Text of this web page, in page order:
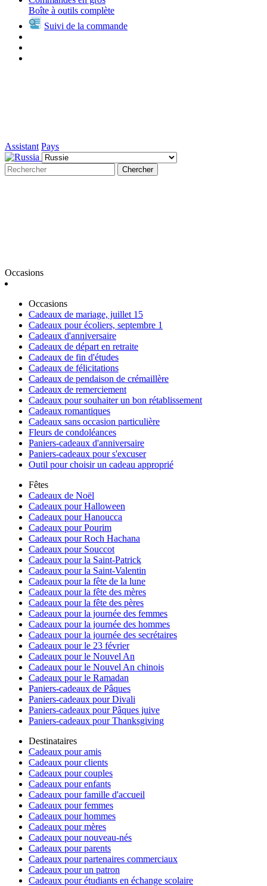
Boîte à outils complète
Suivi de la commande
Assistant Pays
Chercher
Occasions
Occasions
Cadeaux de mariage, juillet 15
Cadeaux pour écoliers, septembre 1
Cadeaux d'anniversaire
Cadeaux de départ en retraite
Cadeaux de fin d'études
Cadeaux de félicitations
Cadeaux de pendaison de crémaillère
Cadeaux de remerciement
Cadeaux pour souhaiter un bon rétablissement
Cadeaux romantiques
Cadeaux sans occasion particulière
Fleurs de condoléances
Paniers-cadeaux d'anniversaire
Paniers-cadeaux pour s'excuser
Outil pour choisir un cadeau approprié
Fêtes
Cadeaux de Noël
Cadeaux pour Halloween
Cadeaux pour Hanoucca
Cadeaux pour Pourim
Cadeaux pour Roch Hachana
Cadeaux pour Souccot
Cadeaux pour la Saint-Patrick
Cadeaux pour la Saint-Valentin
Cadeaux pour la fête de la lune
Cadeaux pour la fête des mères
Cadeaux pour la fête des pères
Cadeaux pour la journée des femmes
Cadeaux pour la journée des hommes
Cadeaux pour la journée des secrétaires
Cadeaux pour le 23 février
Cadeaux pour le Nouvel An
Cadeaux pour le Nouvel An chinois
Cadeaux pour le Ramadan
Paniers-cadeaux de Pâques
Paniers-cadeaux pour Divali
Paniers-cadeaux pour Pâques juive
Paniers-cadeaux pour Thanksgiving
Destinataires
Cadeaux pour amis
Cadeaux pour clients
Cadeaux pour couples
Cadeaux pour enfants
Cadeaux pour famille d'accueil
Cadeaux pour femmes
Cadeaux pour hommes
Cadeaux pour mères
Cadeaux pour nouveau-nés
Cadeaux pour parents
Cadeaux pour partenaires commerciaux
Cadeaux pour un patron
Cadeaux pour étudiants en échange scolaire